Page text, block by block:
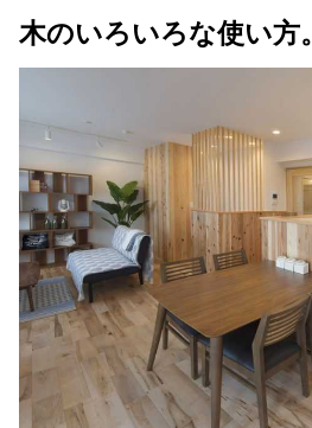
木のいろいろな使い方。